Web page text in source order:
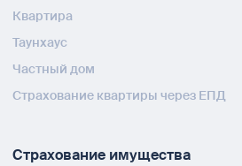
Квартира
Таунхаус
Частный дом
Страхование квартиры через ЕПД
Страхование имущества